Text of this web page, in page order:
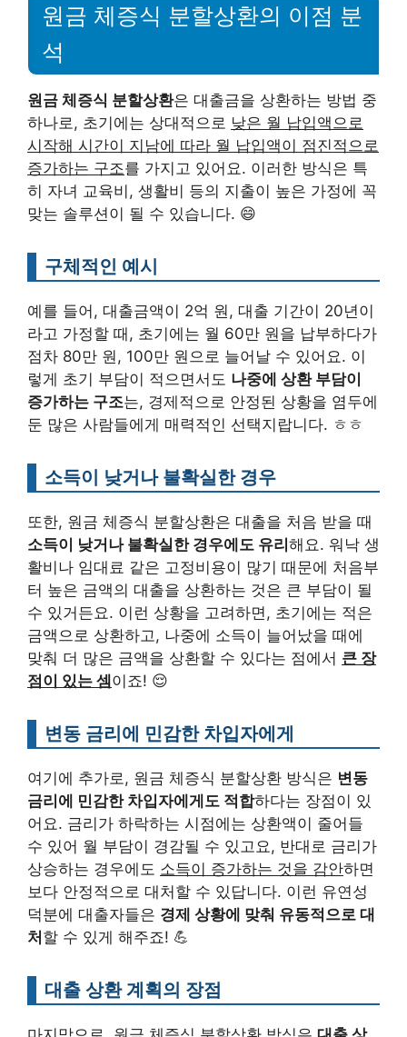
원금 체증식 분할상환의 이점 분
석
원금 체증식 분할상환은 대출금을 상환하는 방법 중
하나로, 초기에는 상대적으로 낮은 월 납입액으로
시작해 시간이 지남에 따라 월 납입액이 점진적으로
증가하는 구조를 가지고 있어요. 이러한 방식은 특
히 자녀 교육비, 생활비 등의 지출이 높은 가정에 꼭
맞는 솔루션이 될 수 있습니다. 😄
구체적인 예시
예를 들어, 대출금액이 2억 원, 대출 기간이 20년이
라고 가정할 때, 초기에는 월 60만 원을 납부하다가
점차 80만 원, 100만 원으로 늘어날 수 있어요. 이
렇게 초기 부담이 적으면서도 나중에 상환 부담이
증가하는 구조는, 경제적으로 안정된 상황을 염두에
둔 많은 사람들에게 매력적인 선택지랍니다. ㅎㅎ
소득이 낮거나 불확실한 경우
또한, 원금 체증식 분할상환은 대출을 처음 받을 때
소득이 낮거나 불확실한 경우에도 유리해요. 워낙 생
활비나 임대료 같은 고정비용이 많기 때문에 처음부
터 높은 금액의 대출을 상환하는 것은 큰 부담이 될
수 있거든요. 이런 상황을 고려하면, 초기에는 적은
금액으로 상환하고, 나중에 소득이 늘어났을 때에
맞춰 더 많은 금액을 상환할 수 있다는 점에서 큰 장
점이 있는 셈이죠! 😌
변동 금리에 민감한 차입자에게
여기에 추가로, 원금 체증식 분할상환 방식은 변동
금리에 민감한 차입자에게도 적합하다는 장점이 있
어요. 금리가 하락하는 시점에는 상환액이 줄어들
수 있어 월 부담이 경감될 수 있고요, 반대로 금리가
상승하는 경우에도 소득이 증가하는 것을 감안하면
보다 안정적으로 대처할 수 있답니다. 이런 유연성
덕분에 대출자들은 경제 상황에 맞춰 유동적으로 대
처할 수 있게 해주죠! 💪
대출 상환 계획의 장점